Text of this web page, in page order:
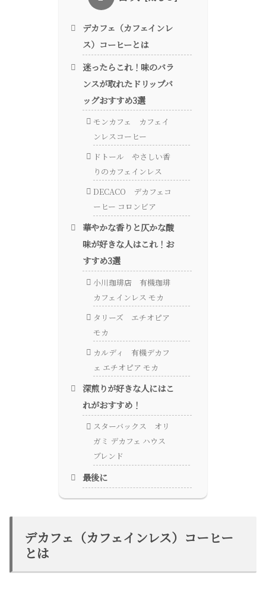
デカフェ（カフェインレ
ス）コーヒーとは
迷ったらこれ！味のバラ
ンスが取れたドリップバ
ッグおすすめ3選
モンカフェ カフェイ
ンレスコーヒー
ドトール やさしい香
りのカフェインレス
DECACO デカフェコ
ーヒー コロンビア
華やかな香りと仄かな酸
味が好きな人はこれ！お
すすめ3選
小川珈琲店 有機珈琲
カフェインレス モカ
タリーズ エチオピア
モカ
カルディ 有機デカフ
ェ エチオピア モカ
深煎りが好きな人にはこ
れがおすすめ！
スターバックス オリ
ガミ デカフェ ハウス
ブレンド
最後に
デカフェ（カフェインレス）コーヒー
とは